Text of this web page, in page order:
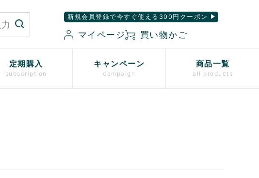
新規会員登録で今すぐ使える300円クーポン
マイページ 買い物かご
定期購入
subscription
キャンペーン
campaign
商品一覧
all products